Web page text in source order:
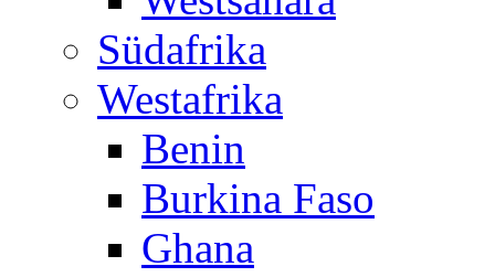
Südafrika
Westafrika
Benin
Burkina Faso
Ghana